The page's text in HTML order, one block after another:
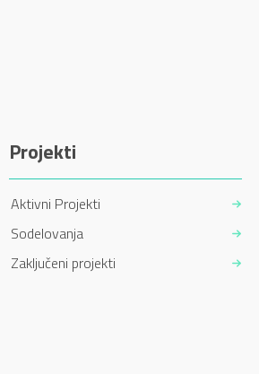
Projekti
Aktivni Projekti
Sodelovanja
Zaključeni projekti